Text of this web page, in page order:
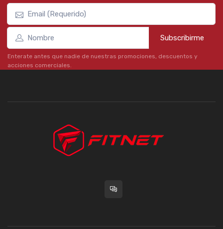
Subscribirme
Enterate antes que nadie de nuestras promociones, descuentos y
acciones comerciales.